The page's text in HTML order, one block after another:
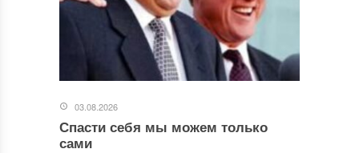
03.08.2026
Спасти себя мы можем только
сами